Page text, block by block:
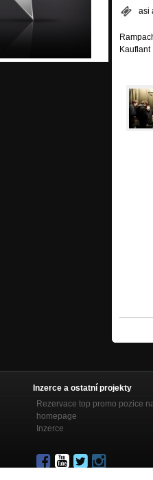
asi
Kauflant
Inzerce a ostatní projekty
Rezervace top promo pozice
homepage
Inzerce